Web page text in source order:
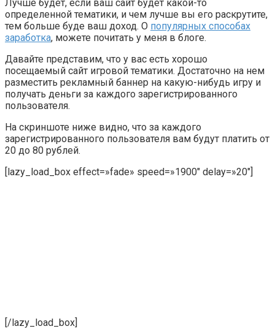
Лучше будет, если ваш сайт будет какой-то
определенной тематики, и чем лучше вы его раскрутите,
тем больше буде ваш доход. О популярных способах
заработка, можете почитать у меня в блоге.
Давайте представим, что у вас есть хорошо
посещаемый сайт игровой тематики. Достаточно на нем
разместить рекламный баннер на какую-нибудь игру и
получать деньги за каждого зарегистрированного
пользователя.
На скриншоте ниже видно, что за каждого
зарегистрированного пользователя вам будут платить от
20 до 80 рублей.
[lazy_load_box effect=»fade» speed=»1900″ delay=»20″]
[/lazy_load_box]